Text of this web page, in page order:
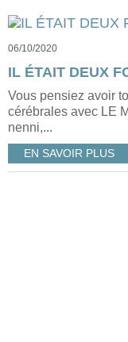
06/10/2020
IL ÉTAIT DEUX
Vous pensiez avoir
cérébrales avec LE
nenni,...
EN SAVOIR PLUS